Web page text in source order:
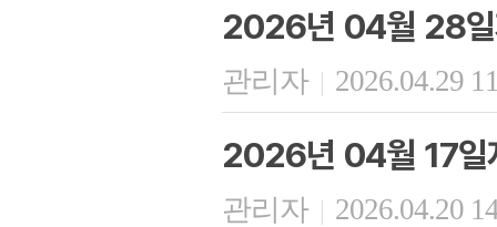
2026년 04월 28일
관리자 | 2026.04.29
2026년 04월 17일
관리자 | 2026.04.20